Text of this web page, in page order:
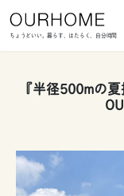
ちょうどいい。暮らす、はたらく、自分時間
『半径500mの